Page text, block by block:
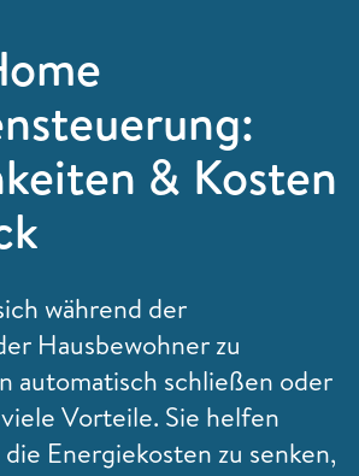
& Kosten
während der
Hausbewohner zu
automatisch schließen oder
Vorteile. Sie helfen
Energiekosten zu senken,